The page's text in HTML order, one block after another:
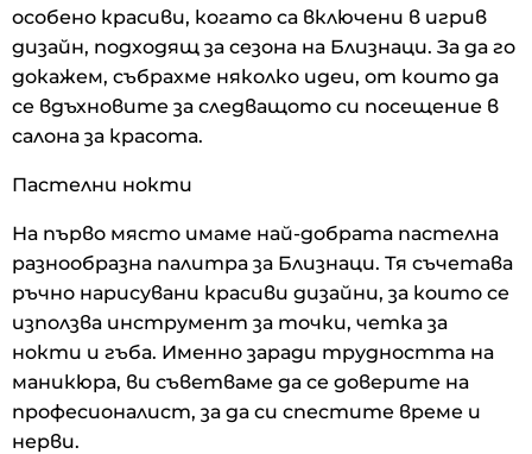
особено красиви, когато са включени в игрив
дизайн, подходящ за сезона на Близнаци. За да го
докажем, събрахме няколко идеи, от които да
се вдъхновите за следващото си посещение в
салона за красота.
Пастелни нокти
На първо място имаме най-добрата пастелна
разнообразна палитра за Близнаци. Тя съчетава
ръчно нарисувани красиви дизайни, за които се
използва инструмент за точки, четка за
нокти и гъба. Именно заради трудността на
маникюра, ви съветваме да се доверите на
професионалист, за да си спестите време и
нерви.